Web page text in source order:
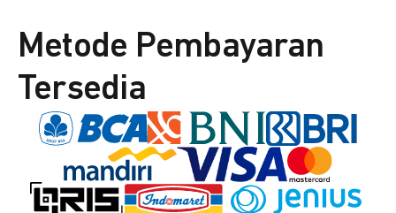
Metode Pembayaran
Tersedia